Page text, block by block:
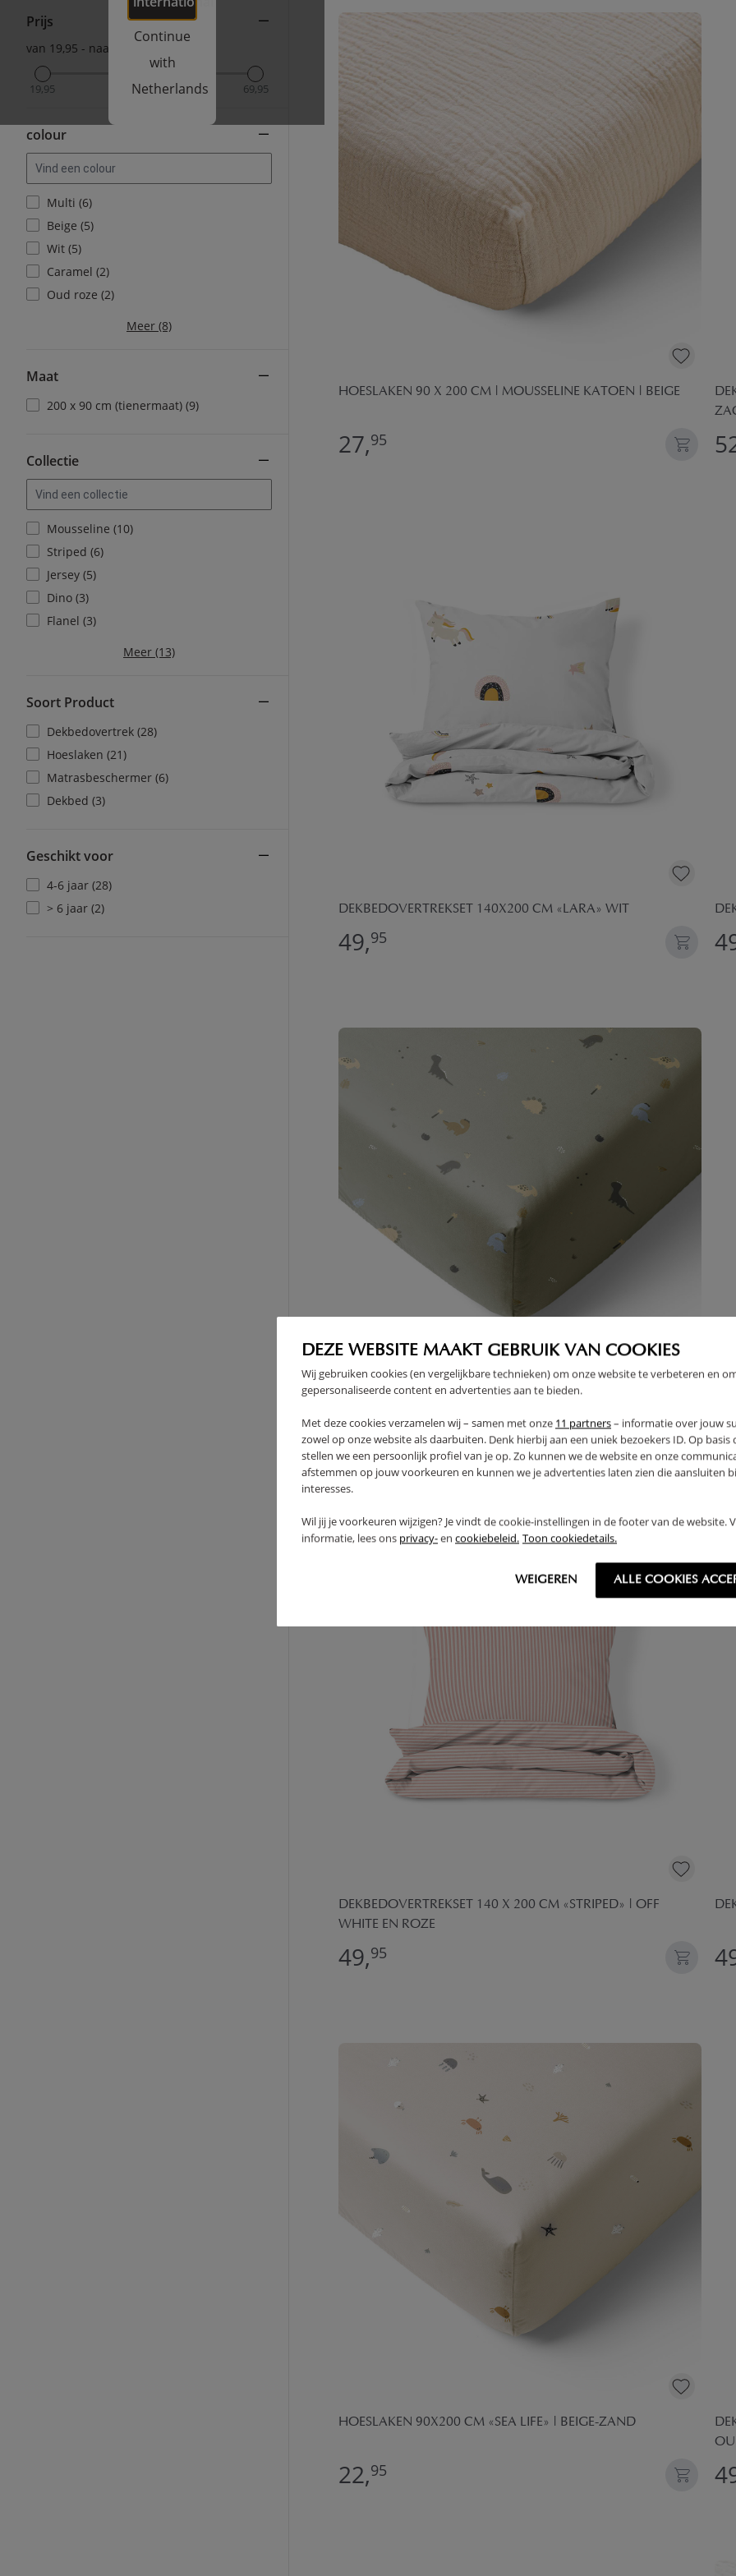
DEZE WEBSITE MAAKT GEBRUIK VAN COOKIES
Wij gebruiken cookies (en vergelijkbare technieken) om onze website te verbeteren en
gepersonaliseerde content en advertenties aan te bieden.
Met deze cookies verzamelen wij – samen met onze 11 partners– informatie over jouw
zowel op onze website als daarbuiten. Denk hierbij aan een uniek bezoekers ID. Op basis
stellen we een persoonlijk profiel van je op. Zo kunnen we de website en onze
afstemmen op jouw voorkeuren en kunnen we je advertenties laten zien die aansluiten
interesses.
Wil jij je voorkeuren wijzigen? Je vindt de cookie-instellingen in de footer van de website.
informatie, lees ons privacy-en cookiebeleid. Toon cookiedetails.
WEIGEREN ALLE COOKIES
Continue
with
Netherlands
Prijs
van 19,95 - naar 69,95
19,95 69,95
colour
Multi (6)
Beige (5)
Wit (5)
Caramel (2)
Oud roze (2)
Meer (8)
Maat
200 x 90 cm (tienermaat) (9)
Collectie
Mousseline (10)
Striped (6)
Jersey (5)
Dino (3)
Flanel (3)
Meer (13)
Soort Product
Dekbedovertrek (28)
Hoeslaken (21)
Matrasbeschermer (6)
Dekbed (3)
Geschikt voor
4-6 jaar (28)
> 6 jaar (2)
HOESLAKEN 90 X 200 CM | MOUSSELINE KATOEN | BEIGE
27,95
DEKBEDOVERTREKSET 140X200 CM «LARA» WIT
49,95
22,95
DEKBEDOVERTREKSET 140 X 200 CM «STRIPED» | OFF
WHITE EN ROZE
49,95
HOESLAKEN 90X200 CM «SEA LIFE» | BEIGE-ZAND
22,95